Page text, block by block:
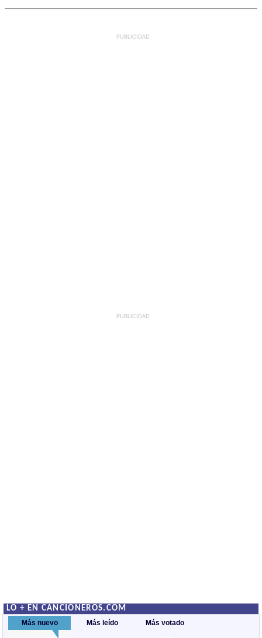
PUBLICIDAD
PUBLICIDAD
LO + EN CANCIONEROS.COM
Más nuevo Más leído Más votado